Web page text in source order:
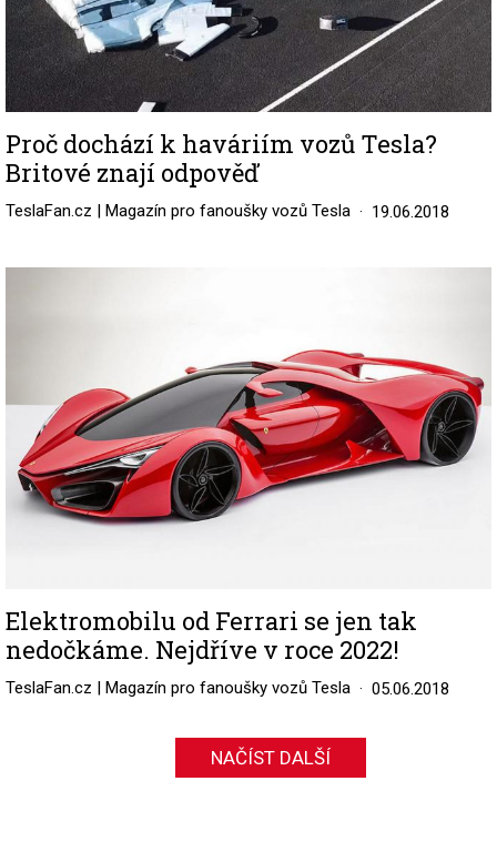
Proč dochází k haváriím vozů Tesla?
Britové znají odpověď
TeslaFan.cz | Magazín pro fanoušky vozů Tesla 19.06.2018
Elektromobilu od Ferrari se jen tak
nedočkáme. Nejdříve v roce 2022!
TeslaFan.cz | Magazín pro fanoušky vozů Tesla 05.06.2018
NAČÍST DALŠÍ